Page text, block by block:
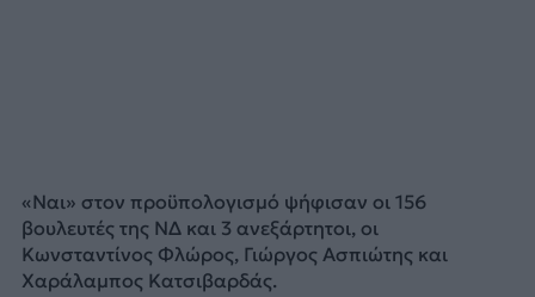
«Ναι» στον προϋπολογισμό ψήφισαν οι 156
βουλευτές της ΝΔ και 3 ανεξάρτητοι, οι
Κωνσταντίνος Φλώρος, Γιώργος Ασπιώτης και
Χαράλαμπος Κατσιβαρδάς.